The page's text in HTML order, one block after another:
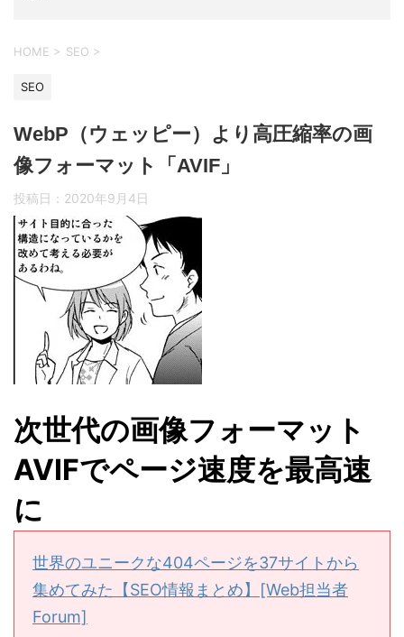
HOME > SEO >
SEO
WebP（ウェッピー）より高圧縮率の画
像フォーマット「AVIF」
投稿日： 2020年9月4日
次世代の画像フォーマット
AVIFでページ速度を最高速
に
世界のユニークな404ページを37サイトから
集めてみた【SEO情報まとめ】[Web担当者
Forum]